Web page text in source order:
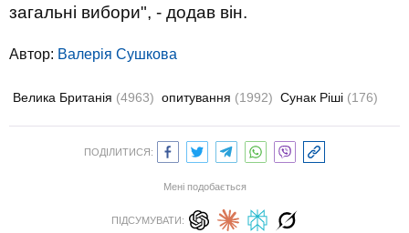
загальні вибори", - додав він.
Автор: Валерiя Сушкова
Велика Британія (4963) опитування (1992) Сунак Ріші (176)
ПОДІЛИТИСЯ:
Мені подобається
ПІДСУМУВАТИ: